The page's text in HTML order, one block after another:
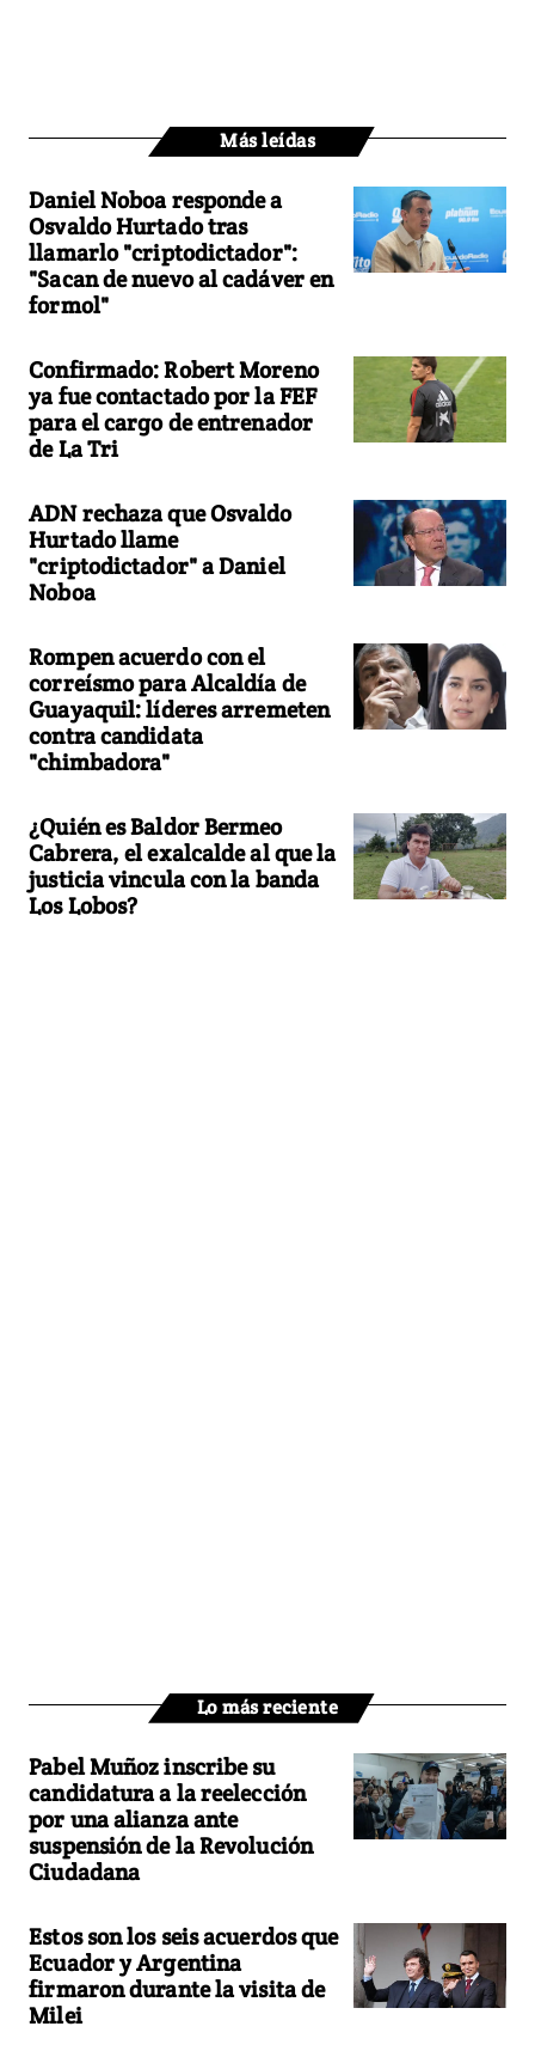
Más leídas
Daniel Noboa responde a
Osvaldo Hurtado tras
llamarlo "criptodictador":
"Sacan de nuevo al cadáver en
formol"
Confirmado: Robert Moreno
ya fue contactado por la FEF
para el cargo de entrenador
de La Tri
ADN rechaza que Osvaldo
Hurtado llame
"criptodictador" a Daniel
Noboa
Rompen acuerdo con el
correísmo para Alcaldía de
Guayaquil: líderes arremeten
contra candidata
"chimbadora"
¿Quién es Baldor Bermeo
Cabrera, el exalcalde al que la
justicia vincula con la banda
Los Lobos?
Lo más reciente
Pabel Muñoz inscribe su
candidatura a la reelección
por una alianza ante
suspensión de la Revolución
Ciudadana
Estos son los seis acuerdos que
Ecuador y Argentina
firmaron durante la visita de
Milei